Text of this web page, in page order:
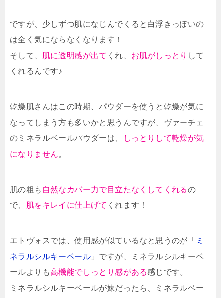
ですが、少しずつ肌になじんでくると白浮きっぽいの
は全く気にならなくなります！
そして、 肌に透明感が出て くれ、 お肌がしっとり して
くれるんです♪
乾燥肌さんはこの時期、パウダーを使うと乾燥が気に
なってしまう方も多いかと思うんですが、ヴァーチェ
のミネラルベールパウダーは、
しっとりして乾燥が気
になりません。
肌の粗も 自然なカバー力で目立たなくしてくれるの
で、 肌をキレイに仕上げて くれます！
エトヴォスでは、使用感が似ているなと思うのが「 ミ
ネラルシルキーベール 」ですが、ミネラルシルキーベ
ールよりも高機能でしっとり感がある 感じです。
ミネラルシルキーベールが妹だったら、ミネラルベー